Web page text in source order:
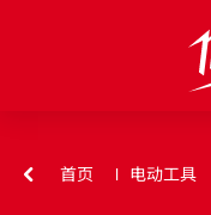
首页 电动工具